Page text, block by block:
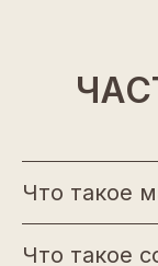
Что такое
Что такое